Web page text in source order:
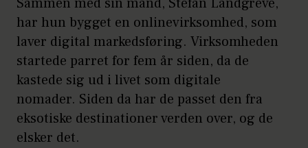
Sammen med sin mand, Stefan Landgreve,
har hun bygget en onlinevirksomhed, som
laver digital markedsføring. Virksomheden
startede parret for fem år siden, da de
kastede sig ud i livet som digitale
nomader. Siden da har de passet den fra
eksotiske destinationer verden over, og de
elsker det.